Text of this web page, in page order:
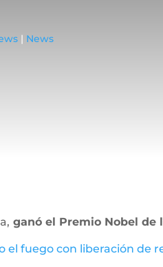
| News
ganó el Premio Nobel de
el fuego con liberación de